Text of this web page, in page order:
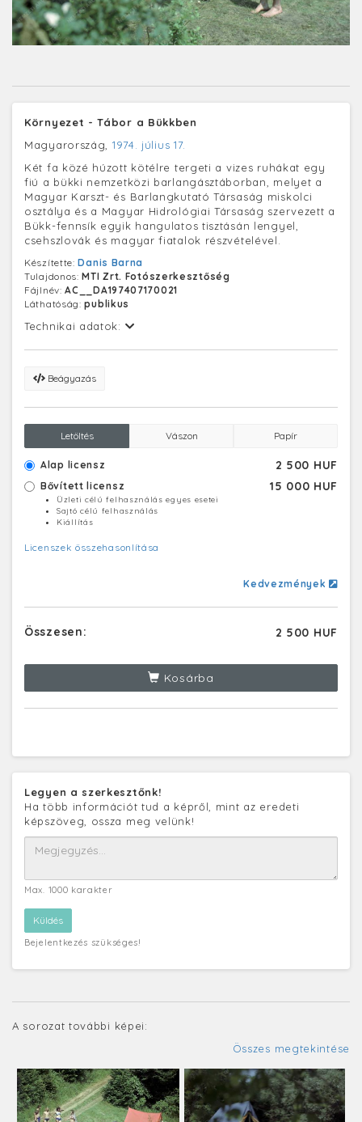
Környezet - Tábor a Bükkben
Magyarország, 1974. július 17.
Két fa közé húzott kötélre tergeti a vizes ruhákat egy
fiú a bükki nemzetközi barlangásztáborban, melyet a
Magyar Karszt- és Barlangkutató Társaság miskolci
osztálya és a Magyar Hidrológiai Társaság szervezett a
Bükk-fennsík egyik hangulatos tisztásán lengyel,
csehszlovák és magyar fiatalok részvételével.
Készítette:Danis Barna
Tulajdonos:MTI Zrt. Fotószerkesztőség
Fájlnév:AC__DA197407170021
Láthatóság:publikus
Technikai adatok:
Beágyazás
Letöltés Vászon Papír
Alap licensz 2 500 HUF
Bővített licensz 15 000 HUF
Üzleti célú felhasználás egyes esetei
Sajtó célú felhasználás
Kiállítás
Licenszek összehasonlítása
Kedvezmények
Összesen: 2 500 HUF
Kosárba
Legyen a szerkesztőnk!
Ha több információt tud a képről, mint az eredeti
képszöveg, ossza meg velünk!
Max. 1000 karakter
Bejelentkezés szükséges!
A sorozat további képei:
Összes megtekintése